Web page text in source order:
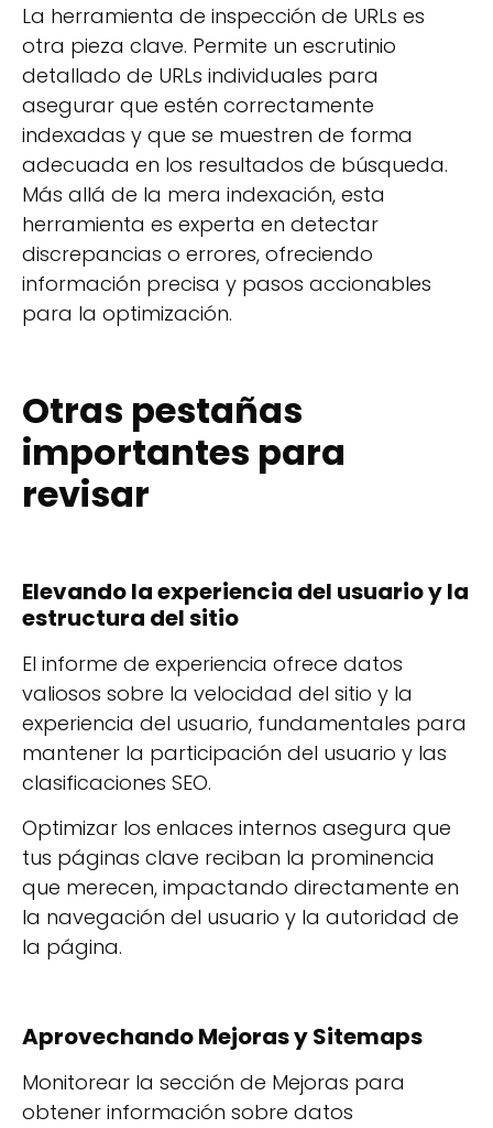
La herramienta de inspección de URLs es
otra pieza clave. Permite un escrutinio
detallado de URLs individuales para
asegurar que estén correctamente
indexadas y que se muestren de forma
adecuada en los resultados de búsqueda.
Más allá de la mera indexación, esta
herramienta es experta en detectar
discrepancias o errores, ofreciendo
información precisa y pasos accionables
para la optimización.
Otras pestañas
importantes para
revisar
Elevando la experiencia del usuario y la
estructura del sitio
El informe de experiencia ofrece datos
valiosos sobre la velocidad del sitio y la
experiencia del usuario, fundamentales para
mantener la participación del usuario y las
clasificaciones SEO.
Optimizar los enlaces internos asegura que
tus páginas clave reciban la prominencia
que merecen, impactando directamente en
la navegación del usuario y la autoridad de
la página.
Aprovechando Mejoras y Sitemaps
Monitorear la sección de Mejoras para
obtener información sobre datos